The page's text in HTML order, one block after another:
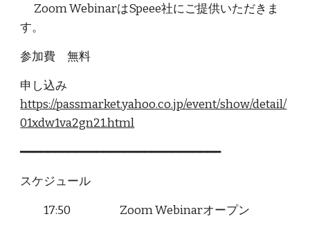
Zoom WebinarはSpeee社にご提供いただきま
す。
参加費 無料
申し込み
https://passmarket.yahoo.co.jp/event/show/detail/
01xdw1va2gn21.html
━━━━━━━━━━━━━━━━━━━━━━━━━━━━━
スケジュール
17:50 Zoom Webinarオープン